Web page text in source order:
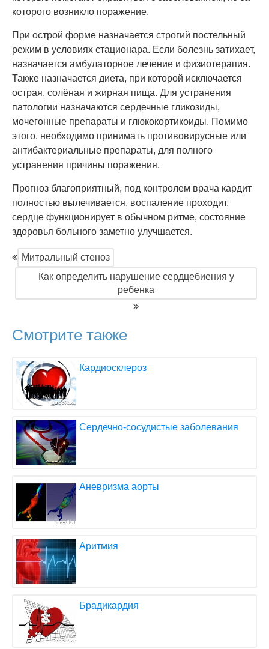
которого возникло поражение.
При острой форме назначается строгий постельный
режим в условиях стационара. Если болезнь затихает,
назначается амбулаторное лечение и физиотерапия.
Также назначается диета, при которой исключается
острая, солёная и жирная пища. Для устранения
патологии назначаются сердечные гликозиды,
мочегонные препараты и глюкокортикоиды. Помимо
этого, необходимо принимать противовирусные или
антибактериальные препараты, для полного
устранения причины поражения.
Прогноз благоприятный, под контролем врача кардит
полностью вылечивается, воспаление проходит,
сердце функционирует в обычном ритме, состояние
здоровья больного заметно улучшается.
Митральный стеноз
Как определить нарушение сердцебиения у
ребенка
Смотрите также
Кардиосклероз
Сердечно-сосудистые заболевания
Аневризма аорты
Аритмия
Брадикардия